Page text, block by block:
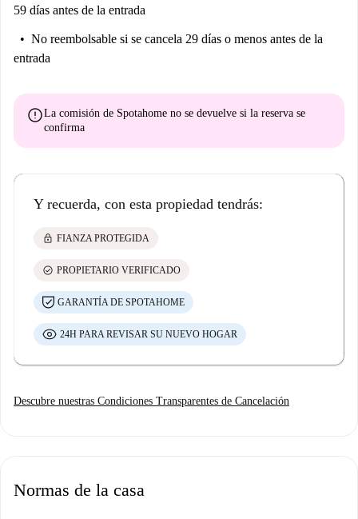
59 días antes de la entrada
No reembolsable si se cancela 29 días o menos antes de la
entrada
errorLa comisión de Spotahome no se devuelve si la reserva se
confirma
Y recuerda, con esta propiedad tendrás:
lock FIANZA PROTEGIDA
check_circle PROPIETARIO VERIFICADO
GARANTÍA DE SPOTAHOME
24H PARA REVISAR SU NUEVO HOGAR
Descubre nuestras Condiciones Transparentes de Cancelación
Normas de la casa